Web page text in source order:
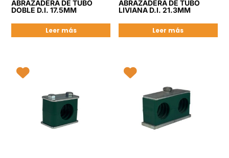
ABRAZADERA DE TUBO
DOBLE D.I. 17.5MM
Leer más
ABRAZADERA DE TUBO
LIVIANA D.I. 21.3MM
Leer más